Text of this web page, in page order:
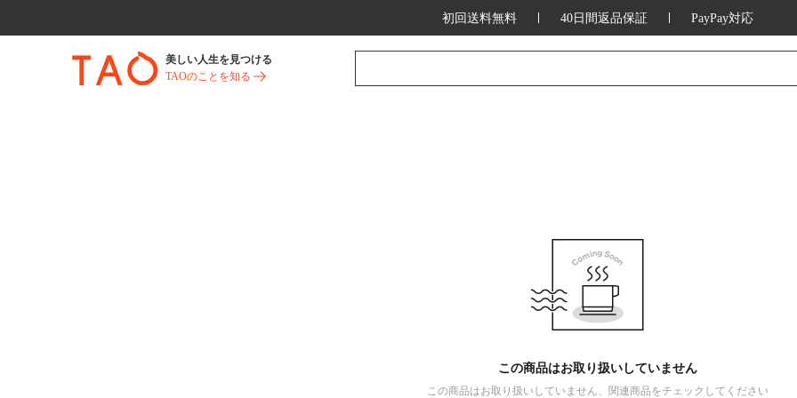
初回送料無料 40日間返品保証 PayPay対応
美しい人生を見つける
TAOのことを知る
この商品はお取り扱いしていません
この商品はお取り扱いしていません、関連商品をチェックしてください